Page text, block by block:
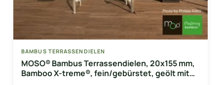
BAMBUS TERRASSENDIELEN
MOSO® Bambus Terrassendielen, 20x155 mm,
Bamboo X-treme®, fein/gebürstet, geölt mit